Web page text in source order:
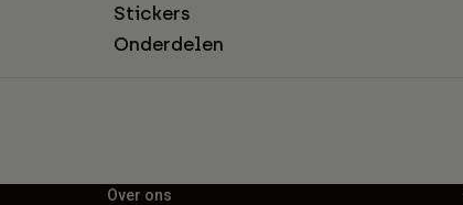
Stickers
Onderdelen
Over ons